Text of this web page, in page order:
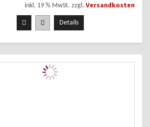
inkl. 19 % MwSt. zzgl. Versandkosten
Details